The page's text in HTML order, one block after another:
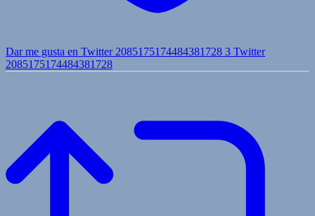
Dar me gusta en Twitter 2085175174484381728 3 Twitter
2085175174484381728